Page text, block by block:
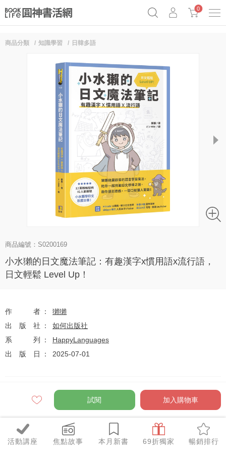
Netflix話題章魚小說！
0
活動講座 焦點故事 本月新書 69折獨家 暢銷排行
商品分類 知識學習 日韓多語
next
商品編號：S0200169
小水獺的日文魔法筆記：有趣漢字x慣用語x流行語，
日文輕鬆 Level Up！
作者
獺獺
出版社
如何出版社
系列
HappyLanguages
出版日
2025-07-01
定價 $380
79折$300元
試閱 加入購物車